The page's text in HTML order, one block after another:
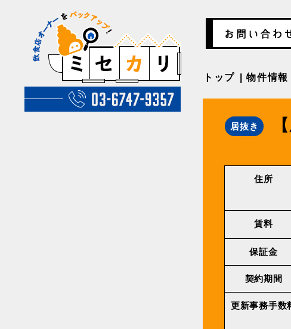
トップ 物件情報
居抜き
住所
賃料
保証金
契約期間
更新事務手数